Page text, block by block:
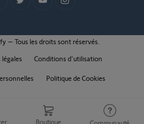
Boutique
– Tous les droits sont réservés.
Conditions d'utilisation
Politique de Cookies